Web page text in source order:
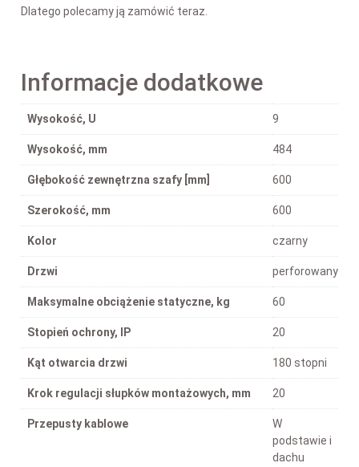
Dlatego polecamy ją zamówić teraz.
Informacje dodatkowe
Wysokość, U 9
Wysokość, mm 484
Głębokość zewnętrzna szafy [mm] 600
Szerokość, mm 600
Kolor czarny
Drzwi perforowany
Maksymalne obciążenie statyczne, kg 60
Stopień ochrony, IP 20
Kąt otwarcia drzwi 180 stopni
Krok regulacji słupków montażowych, mm 20
Przepusty kablowe
W
podstawie i
dachu